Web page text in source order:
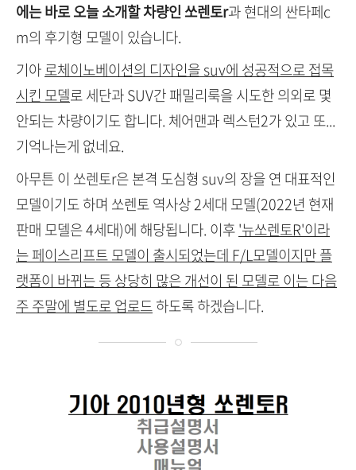
에는 바로 오늘 소개할 차량인 쏘렌토r과 현대의 싼타페c
m의 후기형 모델이 있습니다.
기아로체이노베이션의 디자인을 suv에 성공적으로 접목
시킨 모델로 세단과 SUV간 패밀리룩을 시도한 의외로 몇
안되는 차량이기도 합니다. 체어맨과 렉스턴2가 있고 또...
기억나는게 없네요.
아무튼 이 쏘렌토r은 본격 도심형 suv의 장을 연 대표적인
모델이기도 하며 쏘렌토 역사상 2세대 모델(2022년 현재
판매 모델은 4세대)에 해당됩니다. 이후'뉴쏘렌토R'이라
는 페이스리프트 모델이 출시되었는데 F/L모델이지만 플
랫폼이 바뀌는 등 상당히 많은 개선이 된 모델로 이는 다음
주 주말에 별도로 업로드하도록 하겠습니다.